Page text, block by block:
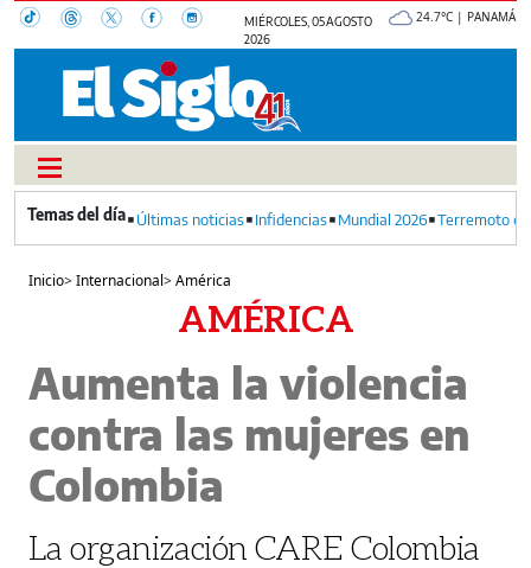
MIÉRCOLES, 05 AGOSTO
2026
24.7°C | PANAMÁ
Últimas noticias Infidencias Mundial 2026 Terremoto
Inicio>Internacional>América
AMÉRICA
Aumenta la violencia
contra las mujeres en
Colombia
La organización CARE Colombia